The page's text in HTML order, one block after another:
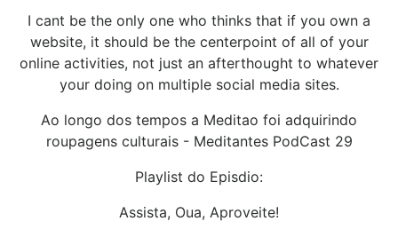
I cant be the only one who thinks that if you own a
website, it should be the centerpoint of all of your
online activities, not just an afterthought to whatever
your doing on multiple social media sites.
Ao longo dos tempos a Meditao foi adquirindo
roupagens culturais - Meditantes PodCast 29
Playlist do Episdio:
Assista, Oua, Aproveite!